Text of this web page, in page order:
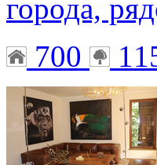
города,
700